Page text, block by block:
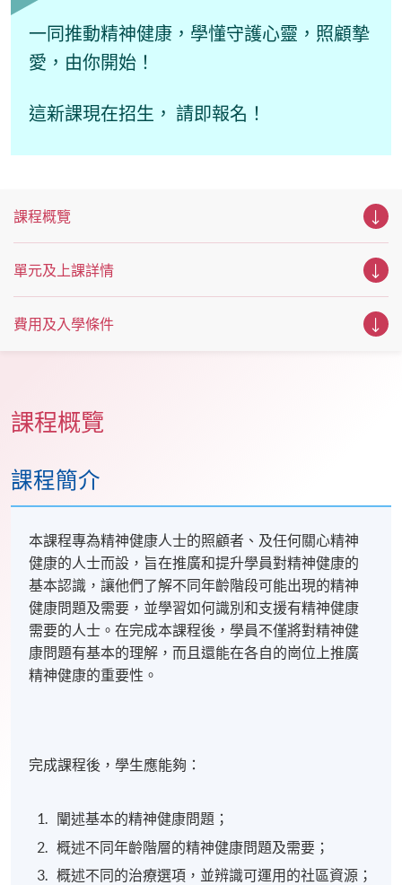
坊、體驗課堂和豐富資訊講座。萬勿錯過是次活動，記得把
握機會，立刻報名參加，規劃學習之路，成就你的未來藍
圖！
一同推動精神健康，學懂守護心靈，照顧摯
愛，由你開始！
這新課現在招生， 請即報名！
課程概覽
單元及上課詳情
費用及入學條件
課程概覽
課程簡介
本課程專為精神健康人士的照顧者、及任何關心精神
健康的人士而設， 旨在推廣和提升學員對精神健康的
基本認識，讓他們了解不同年齡階段可能出現的精神
健康問題及需要，並學習如何識別和支援有精神健康
需要的人士。在完成本課程後，學員不僅將對精神健
康問題有基本的理解，而且還能在各自的崗位上推廣
精神健康的重要性。
完成課程後，學生應能夠：
闡述基本的精神健康問題；
概述不同年齡階層的精神健康問題及需要；
概述不同的治療選項，並辨識可運用的社區資源；